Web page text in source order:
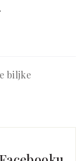
biljke